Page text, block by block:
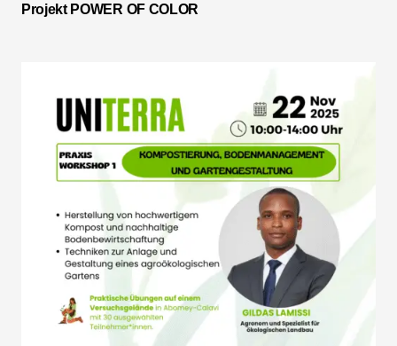
Projekt POWER OF COLOR